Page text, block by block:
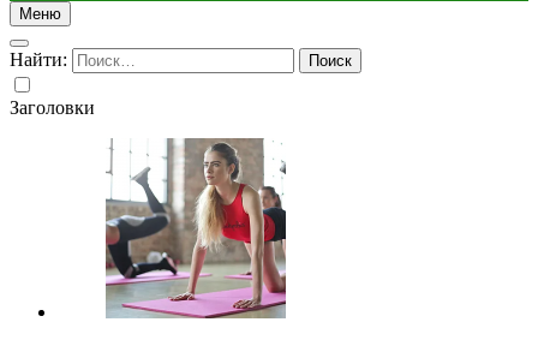
Меню
Найти:
Заголовки